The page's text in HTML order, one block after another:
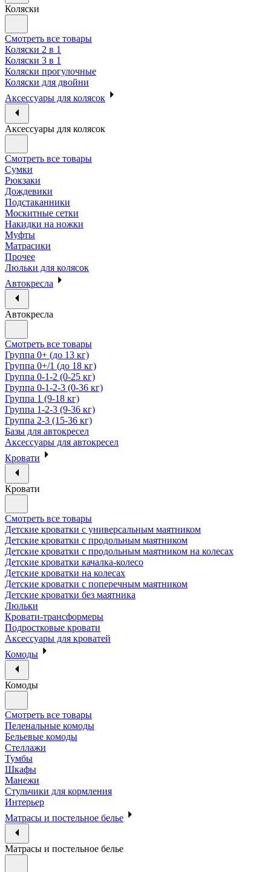
Коляски
Смотреть все товары
Коляски 2 в 1
Коляски 3 в 1
Коляски прогулочные
Коляски для двойни
Аксессуары для колясок
Аксессуары для колясок
Смотреть все товары
Сумки
Рюкзаки
Дождевики
Подстаканники
Москитные сетки
Накидки на ножки
Муфты
Матрасики
Прочее
Люльки для колясок
Автокресла
Автокресла
Смотреть все товары
Группа 0+ (до 13 кг)
Группа 0+/1 (до 18 кг)
Группа 0-1-2 (0-25 кг)
Группа 0-1-2-3 (0-36 кг)
Группа 1 (9-18 кг)
Группа 1-2-3 (9-36 кг)
Группа 2-3 (15-36 кг)
Базы для автокресел
Аксессуары для автокресел
Кровати
Кровати
Смотреть все товары
Детские кроватки с универсальным маятником
Детские кроватки с продольным маятником
Детские кроватки с продольным маятником на колесах
Детские кроватки качалка-колесо
Детские кроватки на колесах
Детские кроватки с поперечным маятником
Детские кроватки без маятника
Люльки
Кровати-трансформеры
Подростковые кровати
Аксессуары для кроватей
Комоды
Комоды
Смотреть все товары
Пеленальные комоды
Бельевые комоды
Стеллажи
Тумбы
Шкафы
Манежи
Стульчики для кормления
Интерьер
Матрасы и постельное белье
Матрасы и постельное белье